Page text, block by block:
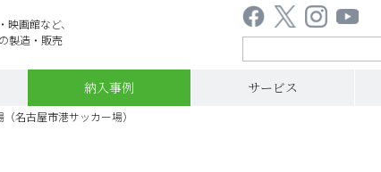
画館など、
製造・販売
納入事例 サービス
（名古屋市港サッカー場）